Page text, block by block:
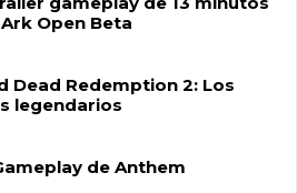
Open Beta
Dead Redemption 2: Los
legendarios
de Anthem